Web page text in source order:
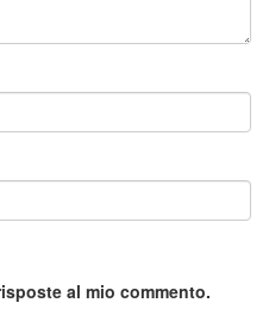
al mio commento.